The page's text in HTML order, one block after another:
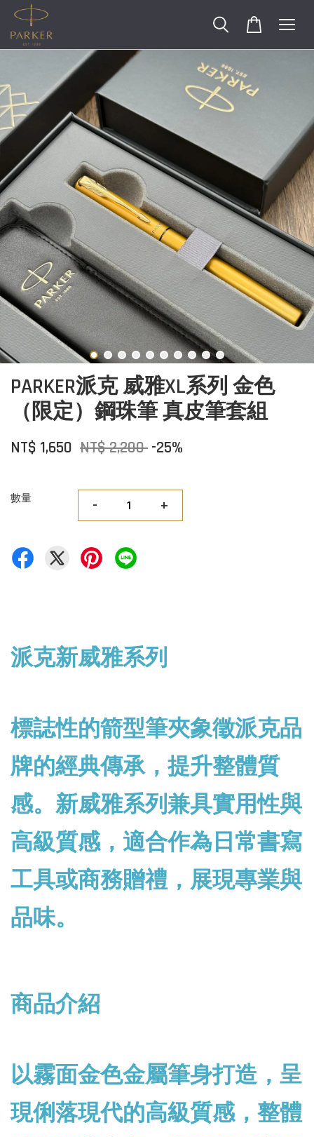
PARKER派克 威雅XL系列 金色
（限定）鋼珠筆 真皮筆套組
NT$ 1,650 NT$ 2,200 -25%
數量 - +
派克新威雅系列
標誌性的箭型筆夾象徵派克品
牌的經典傳承，提升整體質
感。新威雅系列兼具實用性與
高級質感，適合作為日常書寫
工具或商務贈禮，展現專業與
品味。
商品介紹
以霧面金色金屬筆身打造，呈
現俐落現代的高級質感，整體